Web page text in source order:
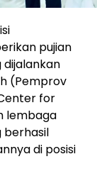
pujian
(Pemprov
for
lembaga
berhasil
di posisi